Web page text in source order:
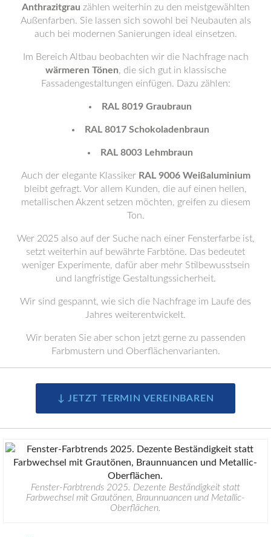
Anthrazitgrau zählen weiterhin zu den meistgewählten
Außenfarben. Sie lassen sich sowohl bei Neubauten als
auch bei modernen Sanierungen ideal einsetzen.
Im Bereich Altbau beobachten wir die Nachfrage nach
wärmeren Tönen, die sich gut in klassische
Fassadengestaltungen einfügen. Dazu zählen:
RAL 8019 Graubraun
RAL 8017 Schokoladenbraun
RAL 8003 Lehmbraun
Auch der elegante Klassiker RAL 9006 Weißaluminium
bleibt gefragt. Vor allem Kunden, die auf einen hellen,
metallischen Akzent setzen möchten, greifen zu diesem
Ton.
Wer 2025 also auf der Suche nach einer Fensterfarbe ist,
setzt weiterhin auf bewährte Farbtöne. Das bedeutet
weniger Experimente, dafür aber mehr Stilbewusstsein
und langfristige Gestaltungssicherheit.
Wir sind gespannt, wie sich die Nachfrage im Laufe des
Jahres weiterentwickelt.
Wir beraten Sie aber schon jetzt gerne zu passenden
Farbmustern und Oberflächenvarianten.
↓ JETZT TERMIN VEREINBAREN
Fenster-Farbtrends 2025. Dezente Beständigkeit statt
Farbwechsel mit Grautönen, Braunnuancen und Metallic-
Oberflächen.